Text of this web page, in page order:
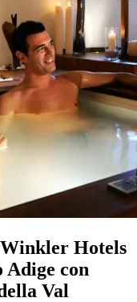
Hotels
Adige con
Val